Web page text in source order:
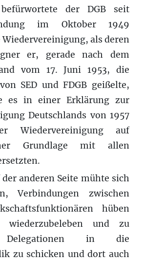
der DGB seit
im Oktober 1949
als deren
er, gerade nach dem
vom 17. Juni 1953, die
SED und FDGB geißelte,
es in einer Erklärung zur
Deutschlands von 1957
Wiedervereinigung auf
Grundlage mit allen
der anderen Seite mühte sich
Verbindungen zwischen
hüben
wiederzubeleben und zu
Delegationen in die
zu schicken und dort auch